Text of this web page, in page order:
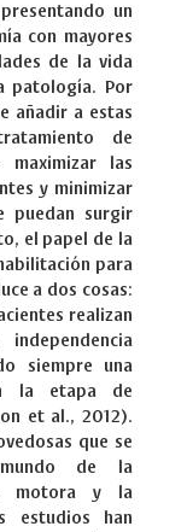
un
con mayores
de la vida
patología. Por
añadir a estas
de
las
y minimizar
puedan surgir
el papel de la
para
a dos cosas:
realizan
siempre una
la etapa de
et al., 2012).
que se
de la
motora y la
estudios han